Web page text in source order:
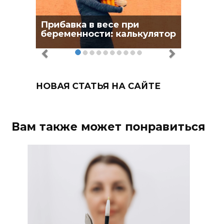
Прибавка в весе при
беременности: калькулятор
НОВАЯ СТАТЬЯ НА САЙТЕ
Вам также может понравиться